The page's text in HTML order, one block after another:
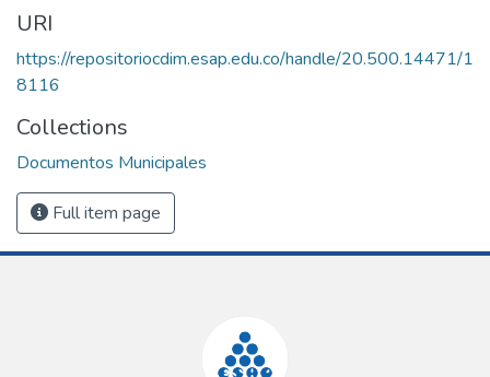
URI
https://repositoriocdim.esap.edu.co/handle/20.500.14471/1
8116
Collections
Documentos Municipales
Full item page